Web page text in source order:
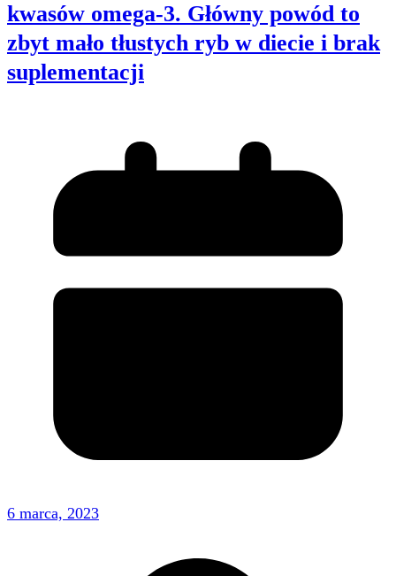
kwasów omega-3. Główny powód to
zbyt mało tłustych ryb w diecie i brak
suplementacji
6 marca, 2023